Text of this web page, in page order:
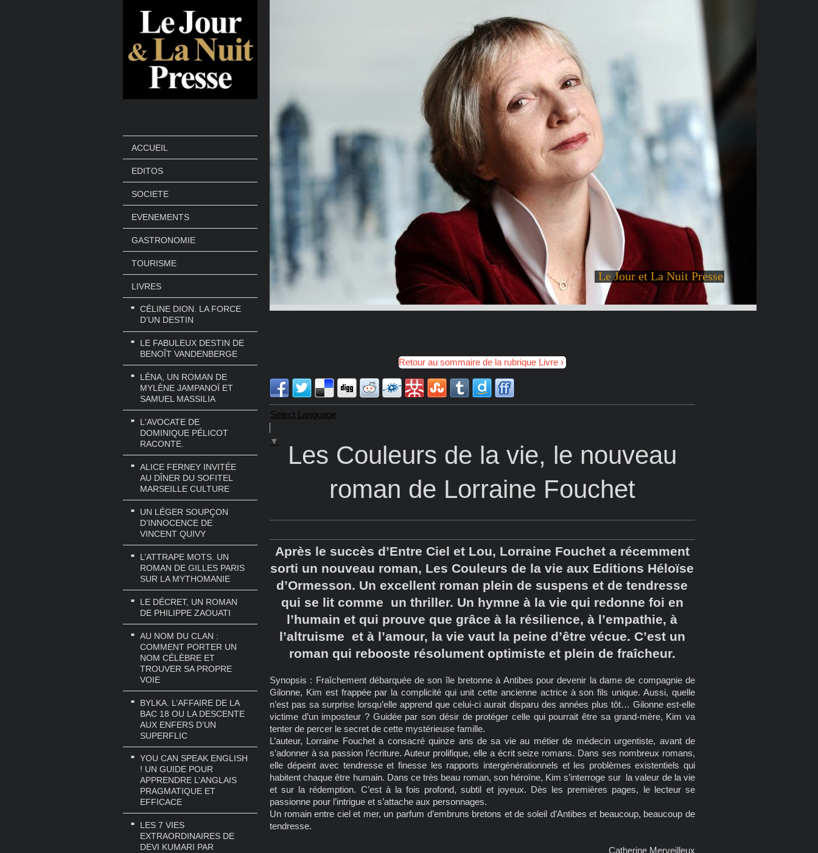
ACCUEIL
EDITOS
SOCIETE
EVENEMENTS
GASTRONOMIE
TOURISME
LIVRES
CÉLINE DION. LA FORCE
D’UN DESTIN
LE FABULEUX DESTIN DE
BENOÎT VANDENBERGE
LÉNA, UN ROMAN DE
MYLÈNE JAMPANOÏ ET
SAMUEL MASSILIA
L'AVOCATE DE
DOMINIQUE PÉLICOT
RACONTE.
ALICE FERNEY INVITÉE
AU DÎNER DU SOFITEL
MARSEILLE CULTURE
UN LÉGER SOUPÇON
D’INNOCENCE DE
VINCENT QUIVY
L’ATTRAPE MOTS. UN
ROMAN DE GILLES PARIS
SUR LA MYTHOMANIE
LE DÉCRET, UN ROMAN
DE PHILIPPE ZAOUATI
AU NOM DU CLAN :
COMMENT PORTER UN
NOM CÉLÈBRE ET
TROUVER SA PROPRE
VOIE
BYLKA. L’AFFAIRE DE LA
BAC 18 OU LA DESCENTE
AUX ENFERS D’UN
SUPERFLIC
YOU CAN SPEAK ENGLISH
! UN GUIDE POUR
APPRENDRE L’ANGLAIS
PRAGMATIQUE ET
EFFICACE
LES 7 VIES
EXTRAORDINAIRES DE
DEVI KUMARI PAR
Le Jour et La Nuit Presse
Retour au sommaire de la rubrique Livre
Select Language
▼
Les Couleurs de la vie, le nouveau
roman de Lorraine Fouchet
Après le succès d’Entre Ciel et Lou, Lorraine Fouchet a récemment
sorti un nouveau roman, Les Couleurs de la vie aux Editions Héloïse
d’Ormesson. Un excellent roman plein de suspens et de tendresse
qui se lit comme un thriller. Un hymne à la vie qui redonne foi en
l’humain et qui prouve que grâce à la résilience, à l’empathie, à
l’altruisme et à l’amour, la vie vaut la peine d’être vécue. C’est un
roman qui rebooste résolument optimiste et plein de fraîcheur.
Synopsis : Fraîchement débarquée de son île bretonne à Antibes pour devenir la dame de compagnie de
Gilonne, Kim est frappée par la complicité qui unit cette ancienne actrice à son fils unique. Aussi, quelle
n’est pas sa surprise lorsqu’elle apprend que celui-ci aurait disparu des années plus tôt… Gilonne est-elle
victime d’un imposteur ? Guidée par son désir de protéger celle qui pourrait être sa grand-mère, Kim va
tenter de percer le secret de cette mystérieuse famille.
L’auteur, Lorraine Fouchet a consacré quinze ans de sa vie au métier de médecin urgentiste, avant de
s’adonner à sa passion l’écriture. Auteur prolifique, elle a écrit seize romans. Dans ses nombreux romans,
elle dépeint avec tendresse et finesse les rapports intergénérationnels et les problèmes existentiels qui
habitent chaque être humain. Dans ce très beau roman, son héroïne, Kim s’interroge sur la valeur de la vie
et sur la rédemption. C’est à la fois profond, subtil et joyeux. Dès les premières pages, le lecteur se
passionne pour l’intrigue et s’attache aux personnages.
Un romain entre ciel et mer, un parfum d’embruns bretons et de soleil d’Antibes et beaucoup, beaucoup de
tendresse.
Catherine Merveilleux